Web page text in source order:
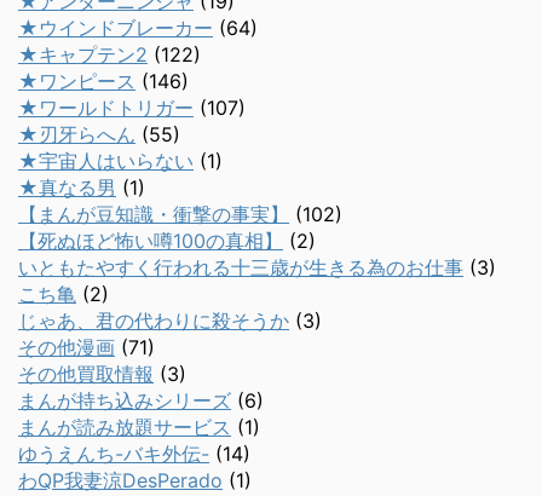
★ウインドブレーカー (64)
★キャプテン2 (122)
★ワンピース (146)
★ワールドトリガー (107)
★刃牙らへん (55)
★宇宙人はいらない (1)
★真なる男 (1)
【まんが豆知識・衝撃の事実】
(102)
【死ぬほど怖い噂100の真相】
(2)
いともたやすく行われる十三歳が生きる為のお仕事 (3)
こち亀 (2)
じゃあ、君の代わりに殺そうか (3)
その他漫画 (71)
その他買取情報 (3)
まんが持ち込みシリーズ (6)
まんが読み放題サービス (1)
ゆうえんち-バキ外伝- (14)
わQP我妻涼DesPerado (1)